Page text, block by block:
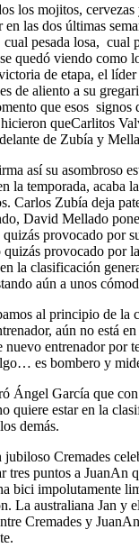
los mojitos, cervezas
las dos últimas
pesada losa, cual
quedó viendo como
de etapa, el
de aliento a su
que esos signos
queCarlitos
de Zubía y
así su asombroso
la temporada, acaba
Carlos Zubía deja
David Mellado
provocado por
provocado por
la clasificación
aún a unos
al principio de la
aún no está
nuevo entrenador por
es bombero y
Ángel García que con
quiere estar en la
demás.
Cremades
tres puntos a JuanAn
bici impolutamente
La australiana Jan y
Cremades y